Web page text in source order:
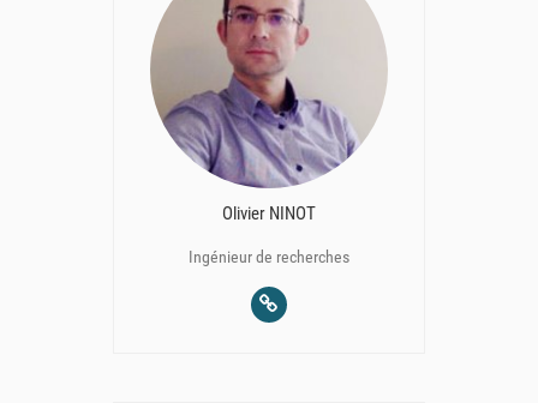
Olivier NINOT
Ingénieur de recherches